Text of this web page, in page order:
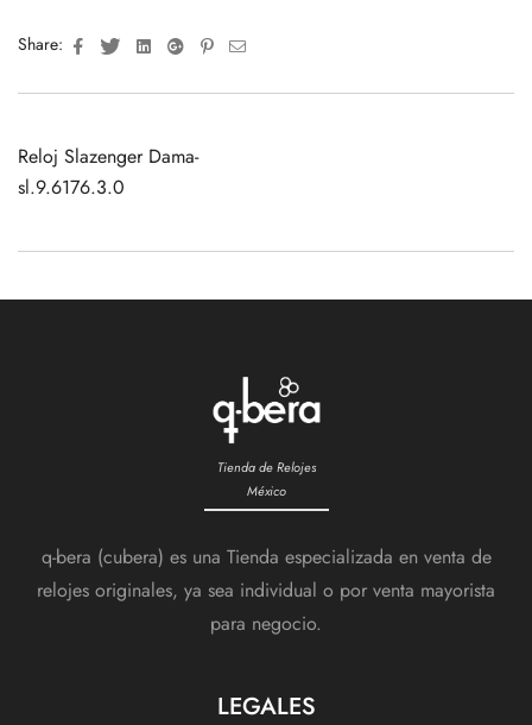
Share: FacebookTwitterLinkedinGoogle+Pinterest
Email
Reloj Slazenger Dama-
sl.9.6176.3.0
Tienda de Relojes
México
q-bera (cubera) es una Tienda especializada en venta de
relojes originales, ya sea individual o por venta mayorista
para negocio.
LEGALES